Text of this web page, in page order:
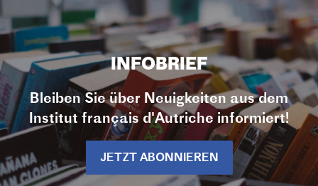
INFOBRIEF
Bleiben Sie über Neuigkeiten aus dem
Institut français d'Autriche informiert!
JETZT ABONNIEREN